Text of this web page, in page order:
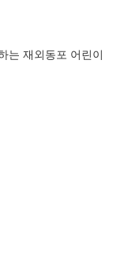
는 재외동포 어린이